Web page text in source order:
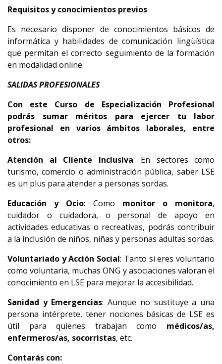
Requisitos y conocimientos previos
Es necesario disponer de conocimientos básicos de
informática y habilidades de comunicación lingüística
que permitan el correcto seguimiento de la formación
en modalidad online.
SALIDAS PROFESIONALES
Con este Curso de Especialización Profesional
podrás sumar méritos para ejercer tu labor
profesional en varios ámbitos laborales, entre
otros:
Atención al Cliente Inclusiva: En sectores como
turismo, comercio o administración pública, saber LSE
es un plus para atender a personas sordas.
Educación y Ocio: Como monitor o monitora,
cuidador o cuidadora, o personal de apoyo en
actividades educativas o recreativas, podrás contribuir
a la inclusión de niños, niñas y personas adultas sordas.
Voluntariado y Acción Social: Tanto si eres voluntario
como voluntaria, muchas ONG y asociaciones valoran el
conocimiento en LSE para mejorar la accesibilidad.
Sanidad y Emergencias: Aunque no sustituye a una
persona intérprete, tener nociones básicas de LSE es
útil para quienes trabajan como médicos/as,
enfermeros/as, socorristas, etc.
Contarás con: